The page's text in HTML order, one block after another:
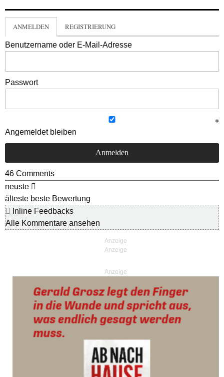
ANMELDEN REGISTRIERUNG
Benutzername oder E-Mail-Adresse
Passwort
Angemeldet bleiben
46 Comments
neuste
älteste beste Bewertung
Inline Feedbacks
Alle Kommentare ansehen
Anzeige